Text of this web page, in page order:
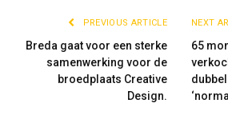
PREVIOUS ARTICLE
Breda gaat voor een sterke
samenwerking voor de
broedplaats Creative
Design.
NEXT
65